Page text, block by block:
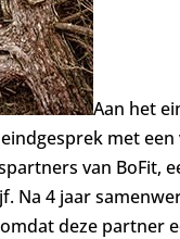
Aan het
met een
van BoFit,
Na 4 jaar
deze partner